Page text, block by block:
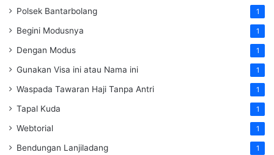
Polsek Bantarbolang 1
Begini Modusnya 1
Dengan Modus 1
Gunakan Visa ini atau Nama ini 1
Waspada Tawaran Haji Tanpa Antri 1
Tapal Kuda 1
Webtorial 1
Bendungan Lanjiladang 1